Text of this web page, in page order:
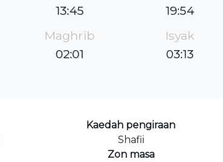
13:45
19:54
Maghrib
02:01
Isyak
03:13
Kaedah pengiraan
Shafii
Zon masa